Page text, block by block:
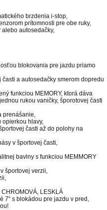
brzdenia i-stop,
prítomnosti pre obe ruky,
autosedačky,
blokovania pre jazdu priamo
a autosedačky smerom dopredu
funkciou MEMORY, ktorá dáva
rukou vaničky, šporotovej časti
prenášanie,
opierkou hlavy,
časti až do polohy na
v športovej časti,
bavlny s funkciou MEMMORY
športovej verzii,
LESKLÁ
7“ s blokádou pre jazdu v pred,